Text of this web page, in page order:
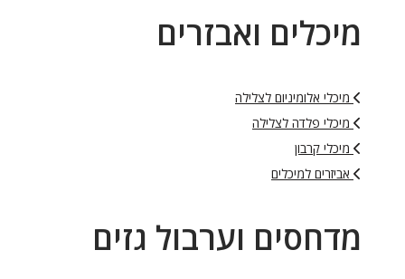
מיכלים ואבזרים
מיכלי אלומיניום לצלילה
מיכלי פלדה לצלילה
מיכלי קרבון
אביזרים למיכלים
מדחסים וערבול גזים